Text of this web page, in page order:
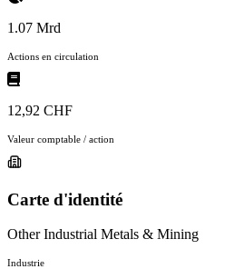
1.07 Mrd
Actions en circulation
12,92 CHF
Valeur comptable / action
Carte d'identité
Other Industrial Metals & Mining
Industrie